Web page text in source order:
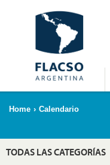
Home › Calendario
TODAS LAS CATEGORÍAS